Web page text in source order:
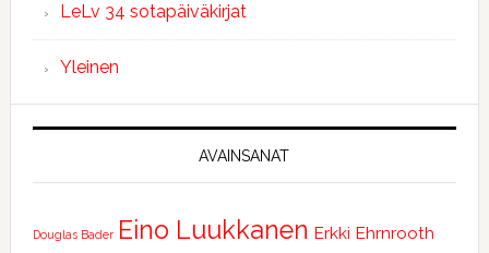
LeLv 34 sotapäiväkirjat
Yleinen
AVAINSANAT
Douglas Bader Eino Luukkanen Erkki Ehrnrooth